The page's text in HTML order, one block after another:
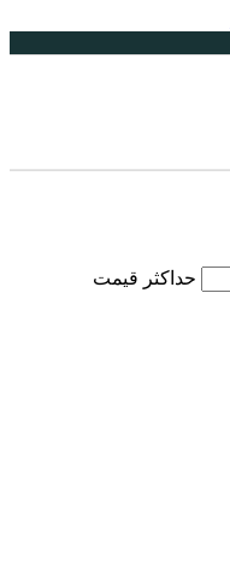
حداكثر قيمت